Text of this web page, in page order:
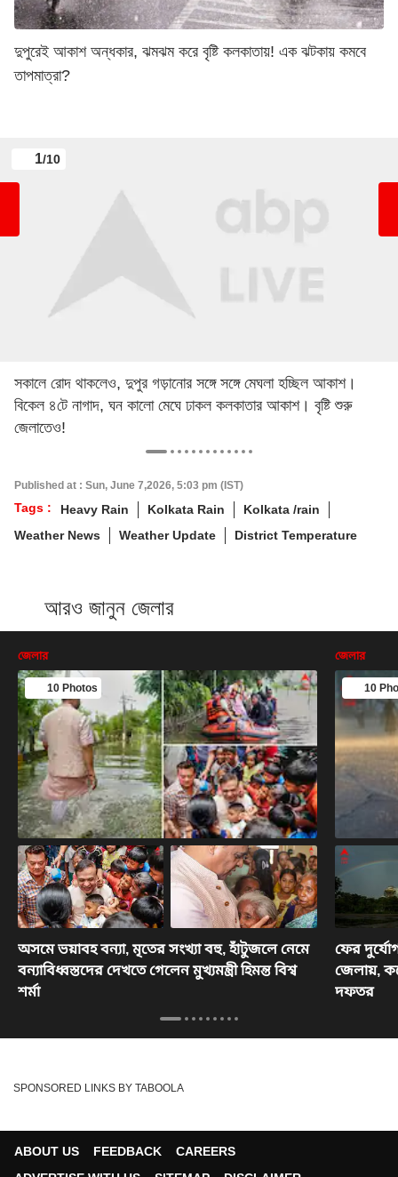
দুপুরেই আকাশ অন্ধকার, ঝমঝম করে বৃষ্টি কলকাতায়! এক ঝটকায় কমবে
তাপমাত্রা?
1/10
সকালে রোদ থাকলেও, দুপুর গড়ানোর সঙ্গে সঙ্গে মেঘলা হচ্ছিল আকাশ।
বিকেল ৪টে নাগাদ, ঘন কালো মেঘে ঢাকল কলকাতার আকাশ। বৃষ্টি শুরু
জেলাতেও!
Published at : Sun, June 7,2026, 5:03 pm (IST)
Tags : Heavy Rain Kolkata Rain
Kolkata /rain
Weather News
Weather Update District Temperature
আরও জানুন জেলার
জেলার
10 Photos
অসমে ভয়াবহ বন্যা, মৃতের সংখ্যা বহু, হাঁটুজলে নেমে
বন্যাবিধ্বস্তদের দেখতে গেলেন মুখ্যমন্ত্রী হিমন্ত বিশ্ব
শর্মা
জেলার
10
ফের
জেলায়,
দফতর
SPONSORED LINKS BY TABOOLA
ABOUT US FEEDBACK
CAREERS